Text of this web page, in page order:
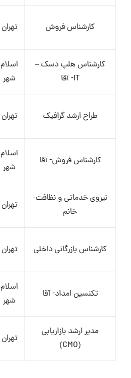
کارشناس فروش تهران
کارشناس هلپ دسک –
IT- آقا
اسلام
شهر
طراح ارشد گرافیک تهران
کارشناس فروش- آقا
اسلام
شهر
نیروی خدماتی و نظافت-
خانم
تهران
کارشناس بازرگانی داخلی تهران
تکنسین امداد- آقا
اسلام
شهر
مدیر ارشد بازاریابی
(CMO)
تهران